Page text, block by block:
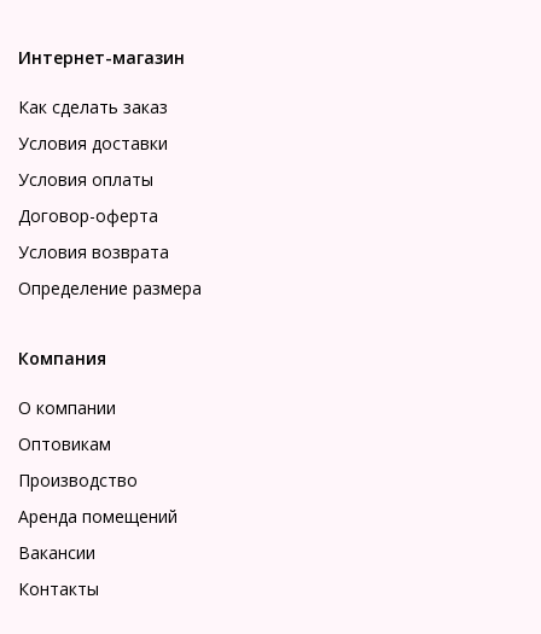
Интернет-магазин
Как сделать заказ
Условия доставки
Условия оплаты
Договор-оферта
Условия возврата
Определение размера
Компания
О компании
Оптовикам
Производство
Аренда помещений
Вакансии
Контакты